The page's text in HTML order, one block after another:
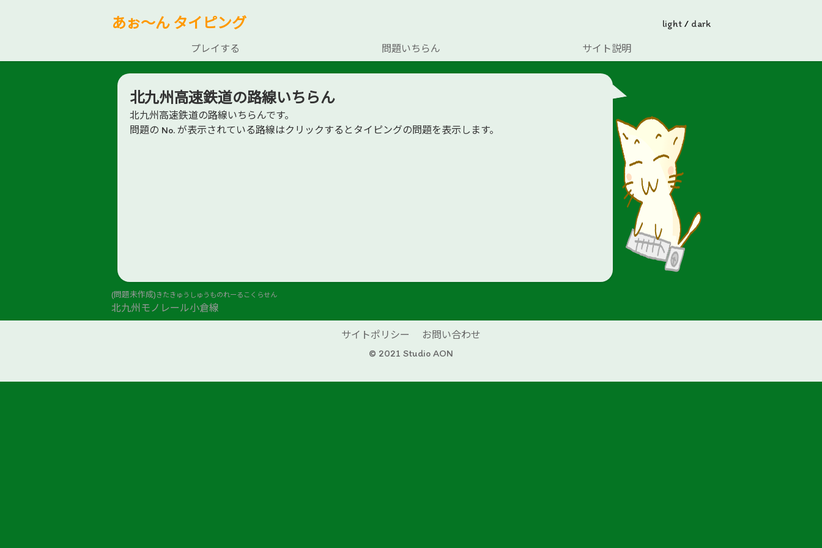
あぉ～ん タイピング light / dark
プレイする 問題いちらん サイト説明
北九州高速鉄道の路線いちらん
北九州高速鉄道の路線いちらんです。
問題の No. が表示されている路線はクリックするとタイピングの問題を表示します。
(問題未作成) きたきゅうしゅうものれーるこくらせん
北九州モノレール小倉線
サイトポリシー
お問い合わせ
© 2021 Studio AON